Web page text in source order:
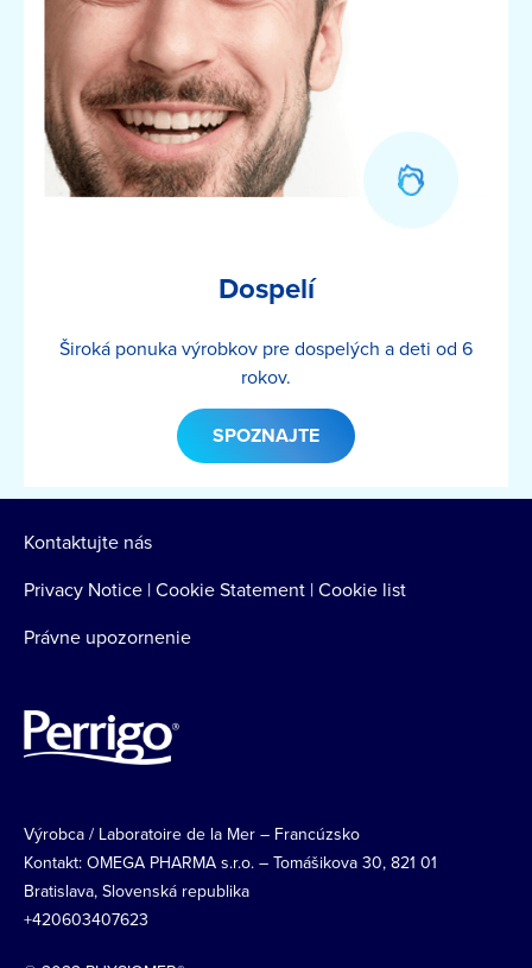
Dospelí
Široká ponuka výrobkov pre dospelých a deti od 6
rokov.
SPOZNAJTE
Kontaktujte nás
Privacy Notice |Cookie Statement |Cookie list
Právne upozornenie
Image
Výrobca / Laboratoire de la Mer – Francúzsko
Kontakt: OMEGA PHARMA s.r.o. – Tomášikova 30, 821 01
Bratislava, Slovenská republika
+420603407623